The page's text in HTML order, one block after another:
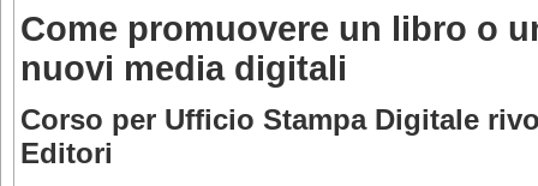
Come promuovere un libro o
nuovi media digitali
Corso per Ufficio Stampa Digitale
Editori